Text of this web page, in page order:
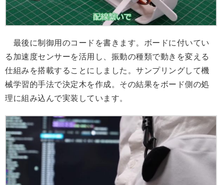
最後に制御用のコードを書きます。ボードに付いてい
る加速度センサーを活用し、振動の種類で動きを変える
仕組みを搭載することにしました。サンプリングして機
械学習的手法で決定木を作成。その結果をボード側の処
理に組み込んで実装しています。